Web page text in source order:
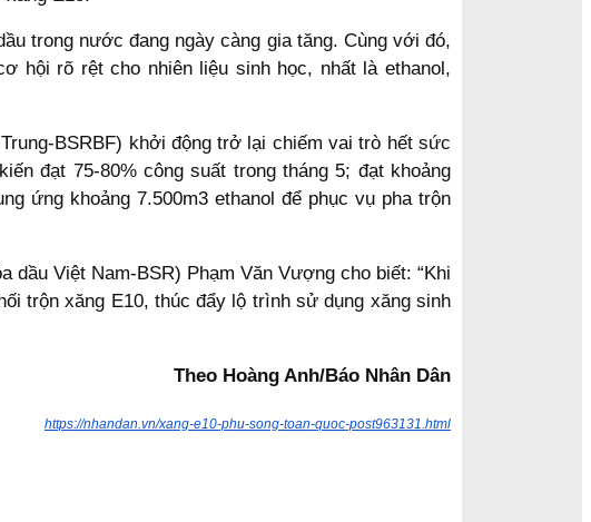
trong nước đang ngày càng gia tăng. Cùng với đó,
hội rõ rệt cho nhiên liệu sinh học, nhất là ethanol,
BSRBF) khởi động trở lại chiếm vai trò hết sức
đạt 75-80% công suất trong tháng 5; đạt khoảng
ứng khoảng 7.500m3 ethanol để phục vụ pha trộn
dầu Việt Nam-BSR) Phạm Văn Vượng cho biết: “Khi
trộn xăng E10, thúc đẩy lộ trình sử dụng xăng sinh
Theo Hoàng Anh/Báo Nhân Dân
https://nhandan.vn/xang-e10-phu-song-toan-quoc-post963131.html